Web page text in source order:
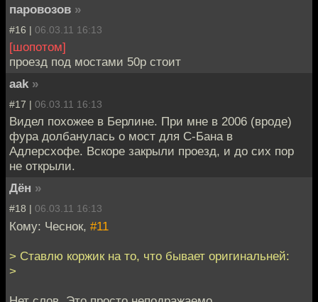
паровозов »
#16 | 06.03.11 16:13
[шопотом]
проезд под мостами 50р стоит
aak »
#17 | 06.03.11 16:13
Видел похожее в Берлине. При мне в 2006 (вроде)
фура долбанулась о мост для С-Бана в
Адлерсхофе. Вскоре закрыли проезд, и до сих пор
не открыли.
Дён »
#18 | 06.03.11 16:13
Кому: Чеснок, #11
> Ставлю коржик на то, что бывает оригинальней:
>